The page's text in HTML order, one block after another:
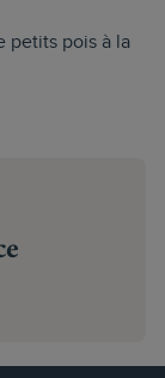
petits pois à la